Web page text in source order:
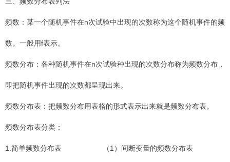
频数：某一个随机事件在n次试验中出现的次数称为这个随机事件的频
数。一般用f表示。
频数分布：各种随机事件在n次试验种出现的次数分布称为频数分布，
即把随机事件出现的次数都呈现出来。
频数分布表：把频数分布用表格的形式表示出来就是频数分布表。
频数分布表分类：
1.简单频数分布表 （1）间断变量的频数分布表